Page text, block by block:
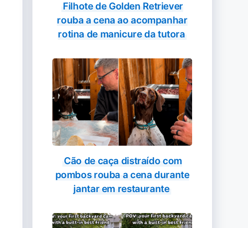
Filhote de Golden Retriever
rouba a cena ao acompanhar
rotina de manicure da tutora
Cão de caça distraído com
pombos rouba a cena durante
jantar em restaurante